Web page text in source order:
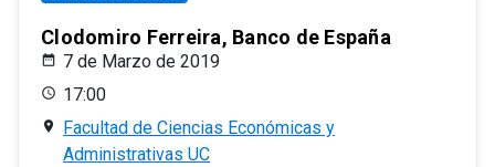
Clodomiro Ferreira, Banco de España
7 de Marzo de 2019
17:00
Facultad de Ciencias Económicas y
Administrativas UC